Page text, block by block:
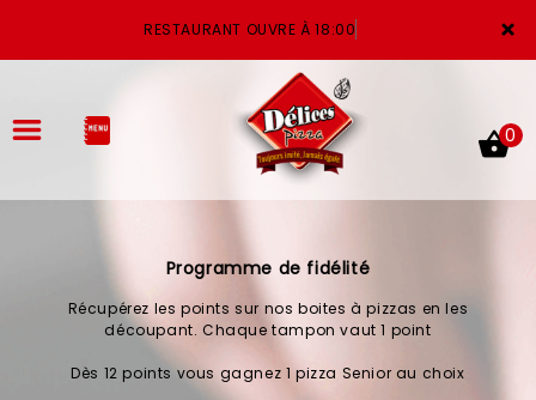
×
RESTAURANT OUVRE À 18:00
LA CARTE
VOTRE COMPTE
0
Programme de fidélité
Récupérez les points sur nos boites à pizzas en les
découpant. Chaque tampon vaut 1 point
Dès 12 points vous gagnez 1 pizza Senior au choix